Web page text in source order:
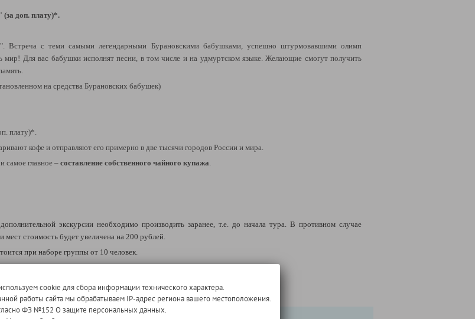
(за доп. плату)*.
. Встреча с теми самыми легендарными Бурановскими бабушками, успешно штурмовавшими олимп
мир! Для вас бабушки исполнят песни, в том числе и на удмуртском языке. Желающие смогут получить
на средства Бурановских бабушек)
плату)*.
кофе и отправляют его примерно в две тысячи городов России и мира.
и самое главное – составление собственного чайного купажа.
экскурсии необходимо производить заранее, т.е. до начала тура. В противном случае
стоимость будет увеличена на 200 рублей.
при наборе группы от 10 человек.
что все перечисленные объекты будут доступны для посещения.
cookie для сбора информации технического характера.
работы сайта мы обрабатываем IP-адрес региона вашего местоположения.
ФЗ №152 О защите персональных данных.